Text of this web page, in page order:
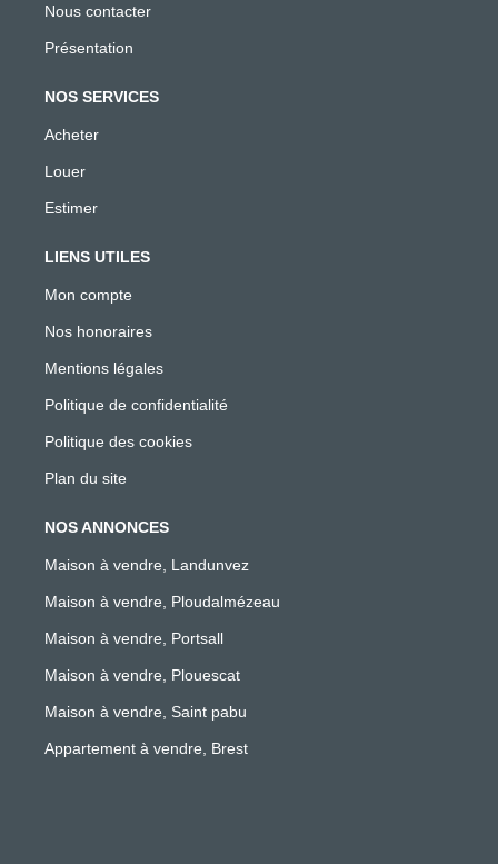
Nous contacter
Présentation
NOS SERVICES
Acheter
Louer
Estimer
LIENS UTILES
Mon compte
Nos honoraires
Mentions légales
Politique de confidentialité
Politique des cookies
Plan du site
NOS ANNONCES
Maison à vendre, Landunvez
Maison à vendre, Ploudalmézeau
Maison à vendre, Portsall
Maison à vendre, Plouescat
Maison à vendre, Saint pabu
Appartement à vendre, Brest